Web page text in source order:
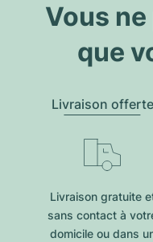
Vous
que
Livraison offerte
Livraison gratuite
sans contact à
domicile ou dans